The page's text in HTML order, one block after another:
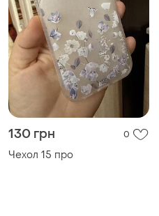
130 грн 0
Чехол 15 про